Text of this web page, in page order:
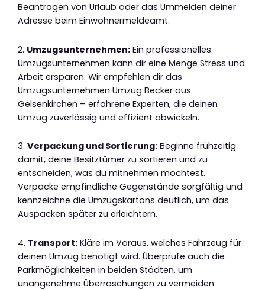
Beantragen von Urlaub oder das Ummelden deiner
Adresse beim Einwohnermeldeamt.
2. Umzugsunternehmen: Ein professionelles
Umzugsunternehmen kann dir eine Menge Stress und
Arbeit ersparen. Wir empfehlen dir das
Umzugsunternehmen Umzug Becker aus
Gelsenkirchen – erfahrene Experten, die deinen
Umzug zuverlässig und effizient abwickeln.
3. Verpackung und Sortierung: Beginne frühzeitig
damit, deine Besitztümer zu sortieren und zu
entscheiden, was du mitnehmen möchtest.
Verpacke empfindliche Gegenstände sorgfältig und
kennzeichne die Umzugskartons deutlich, um das
Auspacken später zu erleichtern.
4. Transport: Kläre im Voraus, welches Fahrzeug für
deinen Umzug benötigt wird. Überprüfe auch die
Parkmöglichkeiten in beiden Städten, um
unangenehme Überraschungen zu vermeiden.